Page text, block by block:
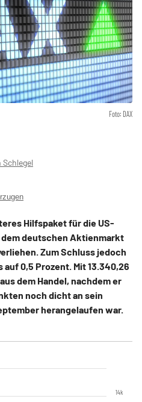
Foto: DAX
Schlegel
Hilfspaket für die US-
deutschen Aktienmarkt
Zum Schluss jedoch
0,5 Prozent. Mit 13.340,26
dem Handel, nachdem er
noch dicht an sein
herangelaufen war.
14k